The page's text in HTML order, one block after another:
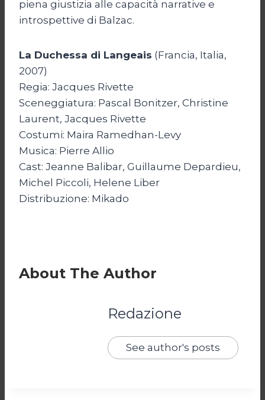
piena giustizia alle capacità narrative e
introspettive di Balzac.
La Duchessa di Langeais (Francia, Italia,
2007)
Regia: Jacques Rivette
Sceneggiatura: Pascal Bonitzer, Christine
Laurent, Jacques Rivette
Costumi: Maira Ramedhan-Levy
Musica: Pierre Allio
Cast: Jeanne Balibar, Guillaume Depardieu,
Michel Piccoli, Helene Liber
Distribuzione: Mikado
About The Author
Redazione
See author's posts